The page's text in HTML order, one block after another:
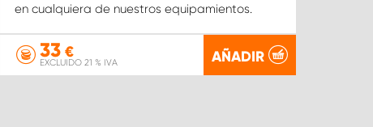
en cualquiera de nuestros equipamientos.
33 €
EXCLUIDO 21 % IVA AÑADIR